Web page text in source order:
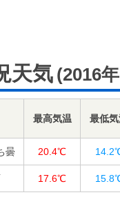
天気 (2016
最高気温 最低
曇 20.4℃
17.6℃